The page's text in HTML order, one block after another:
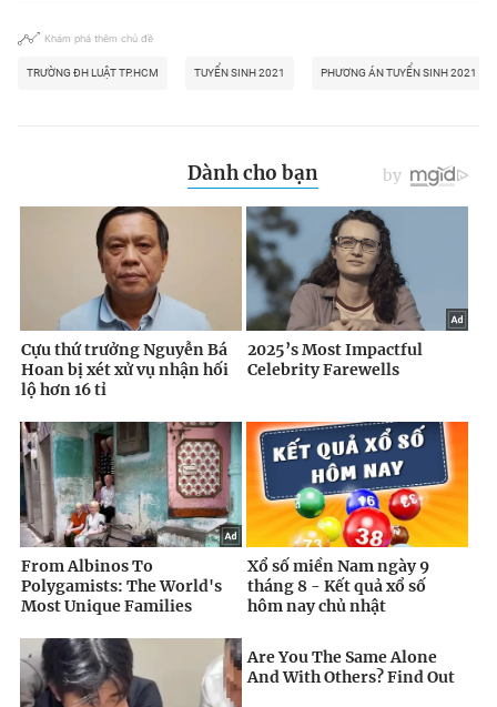
Khám phá thêm chủ đề
TRƯỜNG ĐH LUẬT TP.HCM TUYỂN SINH 2021 PHƯƠNG ÁN TUYỂN SINH 2021